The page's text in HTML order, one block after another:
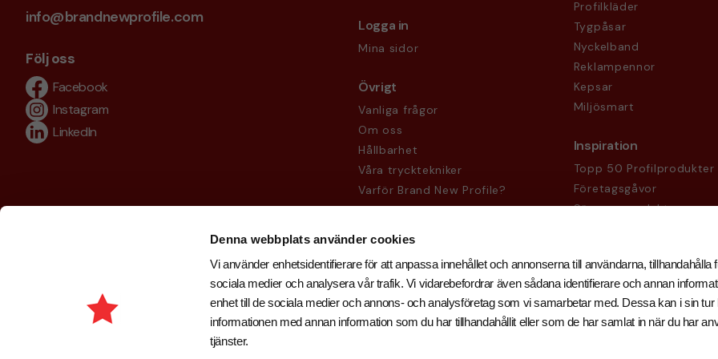
Denna webbplats använder cookies
Vi använder enhetsidentifierare för att anpassa innehållet och annonserna till användarna, tillhandahålla
sociala medier och analysera vår trafik. Vi vidarebefordrar även sådana identifierare och annan
enhet till de sociala medier och annons- och analysföretag som vi samarbetar med. Dessa kan i sin tur
informationen med annan information som du har tillhandahållit eller som de har samlat in när du har
tjänster.
info@brandnewprofile.com
Följ oss
Facebook
Instagram
LinkedIn
Logga in
Mina sidor
Övrigt
Vanliga frågor
Om oss
Hållbarhet
Våra trycktekniker
Varför Brand New Profile?
Köpvillkor
Profilkläder
Tygpåsar
Nyckelband
Reklampennor
Kepsar
Miljösmart
Inspiration
Topp 50 Profilprodukter
Företagsgåvor
Säsongsprodukter